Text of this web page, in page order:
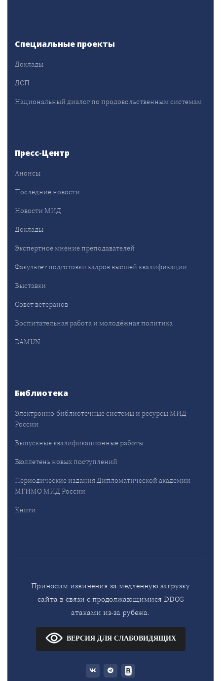
Специальные проекты
Доклады
ДСП
Национальный диалог по продовольственным системам
Пресс-Центр
Анонсы
Последние новости
Новости МИД
Доклады
Экспертное мнение преподавателей
Факультет подготовки кадров высшей квалификации
Выставки
Совет ветеранов
Воспитательная работа и молодёжная политика
DAMUN
Библиотека
Электронно-библиотечные системы и ресурсы МИД
России
Выпускные квалификационные работы
Бюллетень новых поступлений
Периодические издания Дипломатической академии
МГИМО МИД России
Книги
Приносим извинения за медленную загрузку
сайта в связи с продолжающимися DDOS
атаками из-за рубежа.
ВЕРСИЯ ДЛЯ СЛАБОВИДЯЩИХ